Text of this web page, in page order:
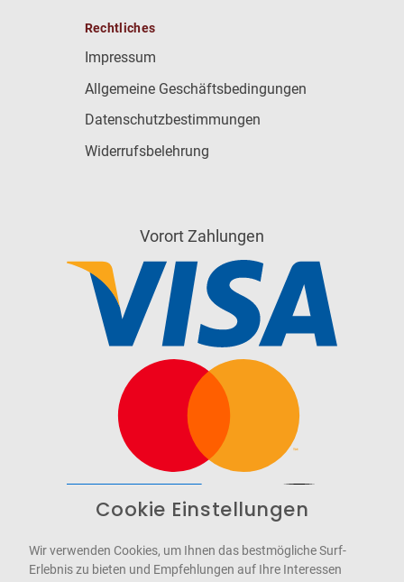
Rechtliches
Impressum
Allgemeine Geschäftsbedingungen
Datenschutzbestimmungen
Widerrufsbelehrung
Vorort Zahlungen
WCAG-2.1-AA
Cookie Einstellungen
Wir verwenden Cookies, um Ihnen das bestmögliche Surf-
Erlebnis zu bieten und Empfehlungen auf Ihre Interessen